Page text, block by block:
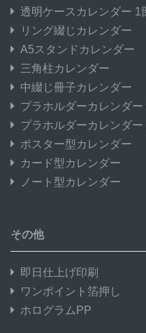
透明ケースカレンダー 1
リング綴じカレンダー
A5スタンドカレンダー
三角柱カレンダー
中綴じ冊子カレンダー
プラホルダーカレンダー
プラホルダーカレンダー
ポスター型カレンダー
カード型カレンダー
ノート型カレンダー
その他
即日仕上げ印刷
ワンポイント箔押し
ホログラムPP